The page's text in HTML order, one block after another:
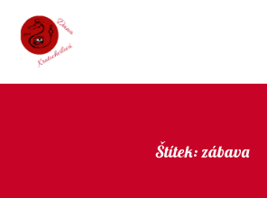
Štítek: zábava